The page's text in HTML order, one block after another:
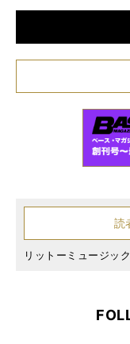
仕様 A4変形判
読
リットーミュージッ